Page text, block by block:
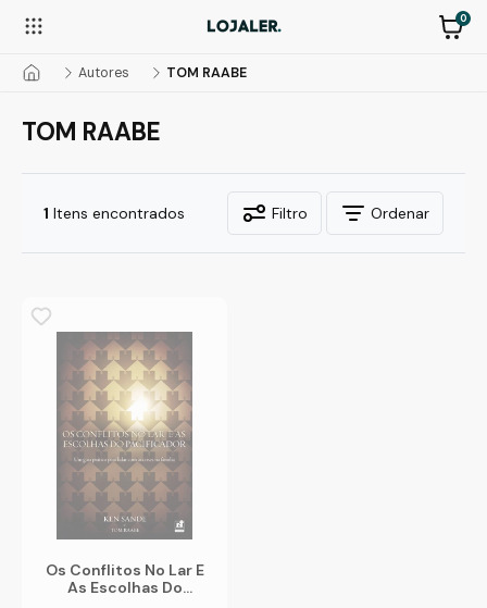
0
Autores TOM RAABE
TOM RAABE
1 Itens encontrados Filtro Ordenar
Os Conflitos No Lar E
As Escolhas Do